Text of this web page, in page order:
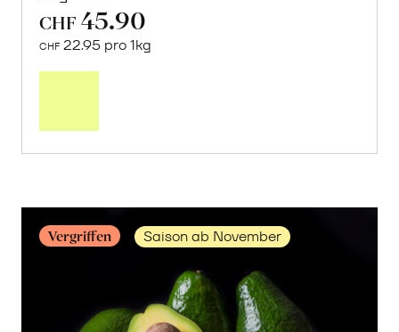
CHF 45.90
CHF 22.95 pro 1kg
Maracujas
Vergriffen Saison ab November